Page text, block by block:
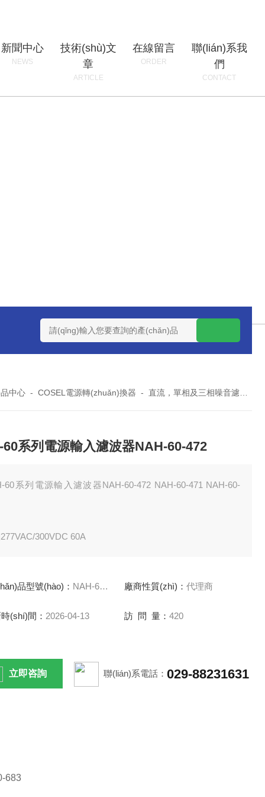
新聞中心
NEWS
技術(shù)文
章
ARTICLE
在線留言
ORDER
聯(lián)系我
們
CONTACT
機(jī)殼式電源MK75S-12 MK150S-12 MK150S-
中心 -COSEL電源轉(zhuǎn)換器 -直流，單相及三相噪音濾波器
60系列電源輸入濾波器NAH-60-472
60系列電源輸入濾波器NAH-60-472 NAH-60-471 NAH-60-
300VDC 60A
品型號(hào)： NAH-60-471 NAH-60-683 廠商性質(zhì)： 代理商
(shí)間： 2026-04-13 訪 問 量： 420
立即咨詢 聯(lián)系電話：029-88231631
683